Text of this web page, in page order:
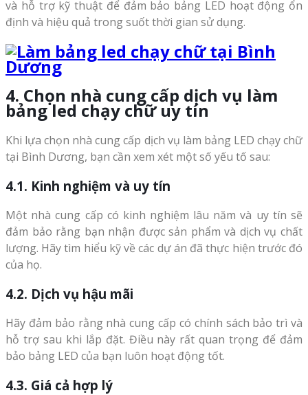
và hỗ trợ kỹ thuật để đảm bảo bảng LED hoạt động ổn
định và hiệu quả trong suốt thời gian sử dụng.
4. Chọn nhà cung cấp dịch vụ làm
bảng led chạy chữ uy tín
Khi lựa chọn nhà cung cấp dịch vụ làm bảng LED chạy chữ
tại Bình Dương, bạn cần xem xét một số yếu tố sau:
4.1. Kinh nghiệm và uy tín
Một nhà cung cấp có kinh nghiệm lâu năm và uy tín sẽ
đảm bảo rằng bạn nhận được sản phẩm và dịch vụ chất
lượng. Hãy tìm hiểu kỹ về các dự án đã thực hiện trước đó
của họ.
4.2. Dịch vụ hậu mãi
Hãy đảm bảo rằng nhà cung cấp có chính sách bảo trì và
hỗ trợ sau khi lắp đặt. Điều này rất quan trọng để đảm
bảo bảng LED của bạn luôn hoạt động tốt.
4.3. Giá cả hợp lý